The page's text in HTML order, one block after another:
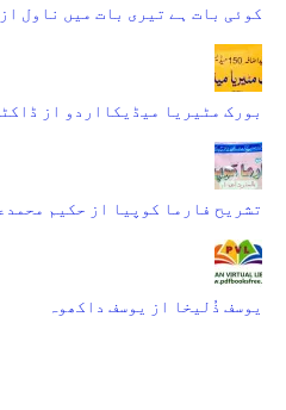
کوئی بات ہے تیری بات میں ناول
بورک مٹیریا میڈیکااردو از
تشریح فارما کوپیا از حکیم
یوسف ذُلیخا از یوسف داکھوہ